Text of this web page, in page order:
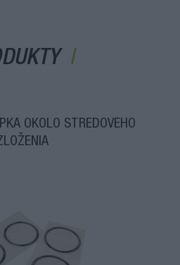
OKOLO STREDOVÉHO